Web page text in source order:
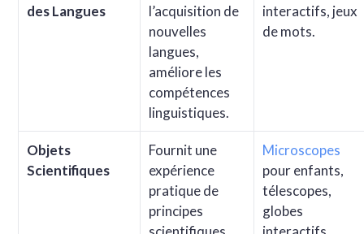
des Langues
l’acquisition de
nouvelles
langues,
améliore les
compétences
linguistiques.
interactifs, jeux
de mots.
Objets
Scientifiques
Fournit une
expérience
pratique de
principes
Microscopes
pour enfants,
télescopes,
globes